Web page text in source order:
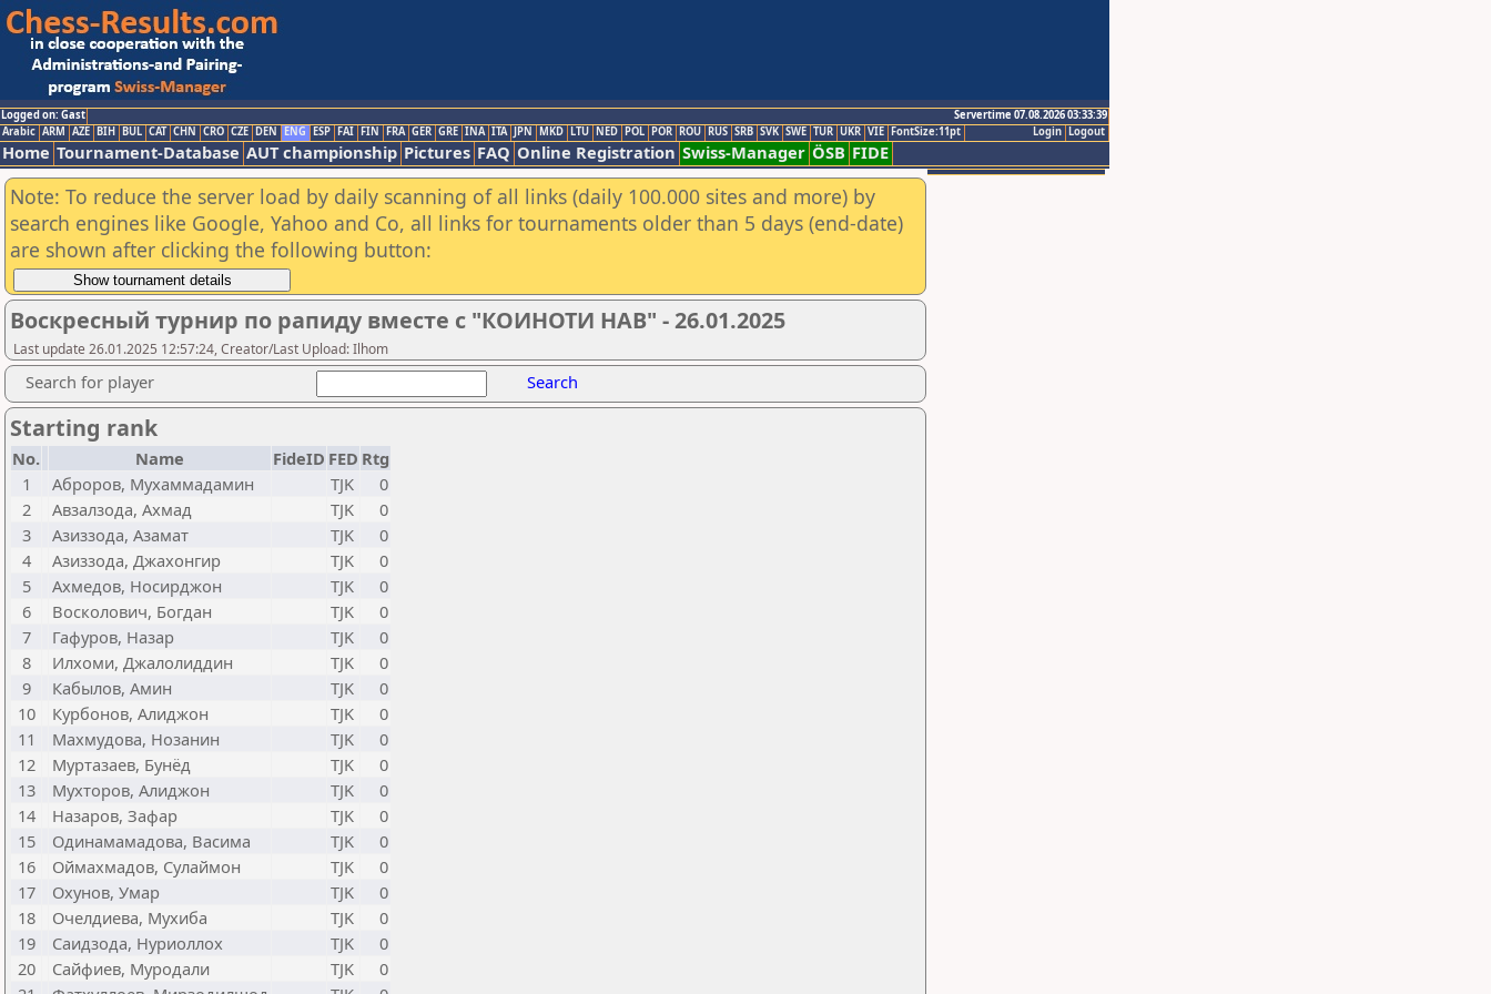
Logged on: Gast
Servertime 07.08.2026 03:33:39
Logout
Login
Arabic ARM AZE BIH BUL CAT CHN CRO CZE DEN ENG ESP FAI FIN FRA GER GRE INA ITA JPN MKD LTU NED POL POR ROU RUS SRB SVK SWE TUR UKR VIE FontSize:11pt
Home Tournament-Database AUT championship Pictures FAQ Online Registration Swiss-Manager ÖSB FIDE
Note: To reduce the server load by daily scanning of all links (daily 100.000 sites and more) by
search engines like Google, Yahoo and Co, all links for tournaments older than 5 days (end-date)
are shown after clicking the following button:
Воскресный турнир по рапиду вместе с "КОИНОТИ НАВ" - 26.01.2025
Last update 26.01.2025 12:57:24, Creator/Last Upload: Ilhom
Search for player Search
Starting rank
No. Name FideID FED Rtg
1
Аброров, Мухаммадамин TJK
0
2
Авзалзода, Ахмад TJK
0
3
Азиззода, Азамат TJK
0
4
Азиззода, Джахонгир TJK
0
5
Ахмедов, Носирджон TJK
0
6
Восколович, Богдан TJK
0
7
Гафуров, Назар TJK
0
8
Илхоми, Джалолиддин TJK
0
9
Кабылов, Амин TJK
0
10
Курбонов, Алиджон TJK
0
11
Махмудова, Нозанин TJK
0
12
Муртазаев, Бунёд TJK
0
13
Мухторов, Алиджон TJK
0
14
Назаров, Зафар TJK
0
15
Одинамамадова, Васима TJK
0
16
Оймахмадов, Сулаймон TJK
0
17
Охунов, Умар TJK
0
18
Очелдиева, Мухиба TJK
0
19
Саидзода, Нуриоллох TJK
0
20
Сайфиев, Муродали TJK
0